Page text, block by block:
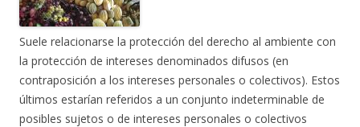
Suele relacionarse la protección del derecho al ambiente con
la protección de intereses denominados difusos (en
contraposición a los intereses personales o colectivos). Estos
últimos estarían referidos a un conjunto indeterminable de
posibles sujetos o de intereses personales o colectivos